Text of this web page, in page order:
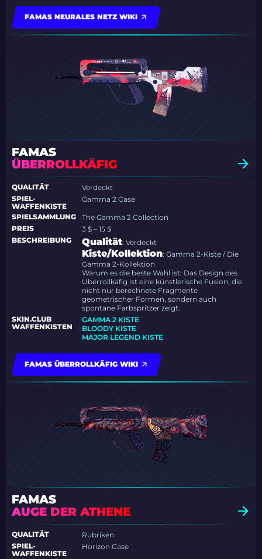
FAMAS NEURALES NETZ WIKI
FAMAS
ÜBERROLLKÄFIG
QUALITÄT
Verdeckt
SPIEL-
WAFFENKISTE
Gamma 2 Case
SPIELSAMMLUNG
The Gamma 2 Collection
PREIS
3 $ – 15 $
BESCHREIBUNG
Qualität: Verdeckt
Kiste/Kollektion: Gamma 2-Kiste / Die
Gamma 2-Kollektion
Warum es die beste Wahl ist: Das Design des
Überrollkäfig ist eine künstlerische Fusion, die
nicht nur berechnete Fragmente
geometrischer Formen, sondern auch
spontane Farbspritzer zeigt.
SKIN.CLUB
WAFFENKISTEN
GAMMA 2 KISTE
BLOODY KISTE
MAJOR LEGEND KISTE
FAMAS ÜBERROLLKÄFIG WIKI
FAMAS
AUGE DER ATHENE
QUALITÄT
Rubriken
SPIEL-
WAFFENKISTE
Horizon Case